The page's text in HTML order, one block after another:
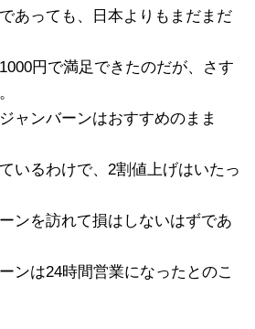
あっても、日本よりもまだまだ
円で満足できたのだが、さす
ャンバーンはおすすめのまま
いるわけで、2割値上げはいたっ
ンを訪れて損はしないはずであ
ンは24時間営業になったとのこ